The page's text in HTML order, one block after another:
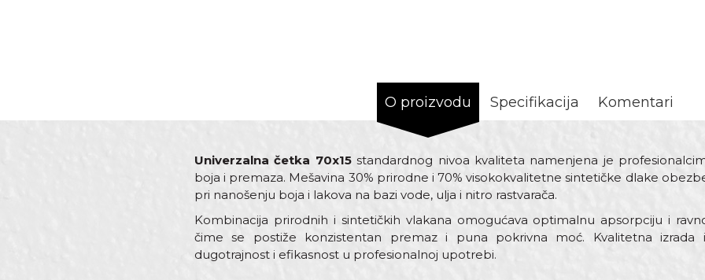
O proizvodu Specifikacija Komentari
Univerzalna četka 70x15standardnog nivoa kvaliteta namenjena je
boja i premaza. Mešavina 30% prirodne i 70% visokokvalitetne sintetičke dlake
pri nanošenju boja i lakova na bazi vode, ulja i nitro rastvarača.
Kombinacija prirodnih i sintetičkih vlakana omogućava optimalnu apsorpciju i
čime se postiže konzistentan premaz i puna pokrivna moć. Kvalitetna izrada
dugotrajnost i efikasnost u profesionalnoj upotrebi.